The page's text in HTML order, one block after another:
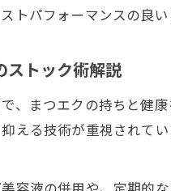
まつエクの
ストック方
眉毛やネイ
自然な仕上
まつエクス
トパフォーマンスの良い
ストック術解説
、まつエクの持ちと健
える技術が重視されて